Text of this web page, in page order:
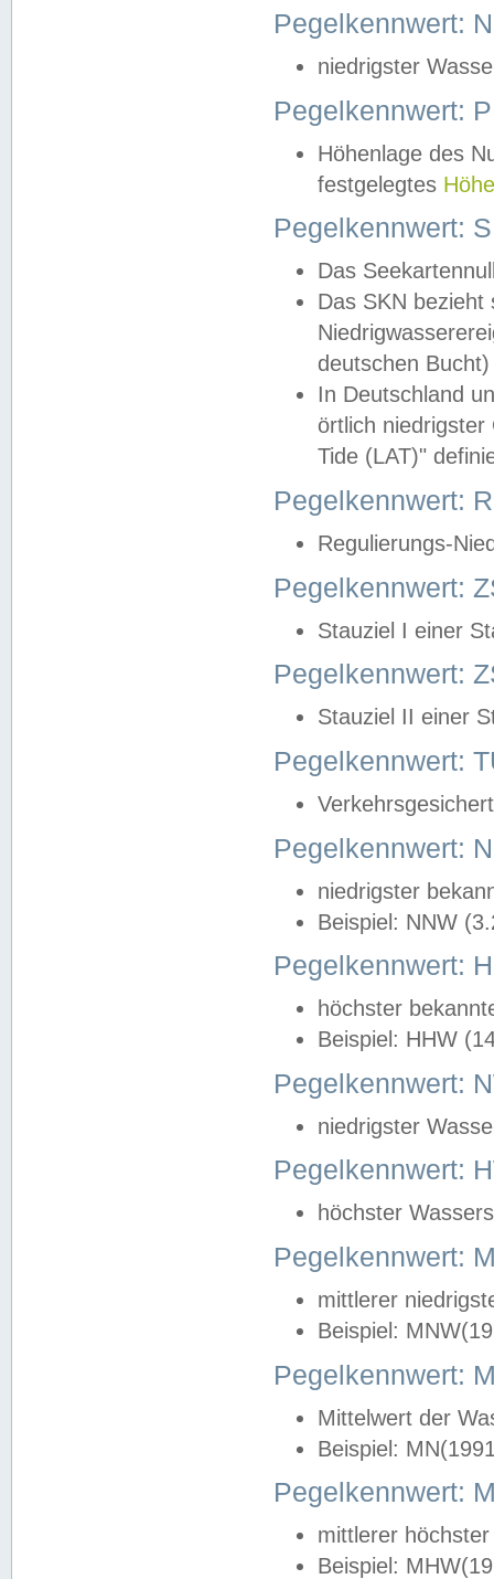
Pegelkennwert:
niedrigster
Pegelkennwert:
Höhenlage des
festgelegtes
Pegelkennwert:
Das
Das SKN
deutschen
In Deutschland
örtlich
Tide (LAT)"
Pegelkennwert:
Regulierungs-
Pegelkennwert:
Stauziel I einer
Pegelkennwert:
Stauziel II einer
Pegelkennwert:
Pegelkennwert:
niedrigster
Beispiel: NNW
Pegelkennwert:
höchster
Beispiel: HHW
Pegelkennwert:
niedrigster
Pegelkennwert:
höchster
Pegelkennwert:
mittlerer
Beispiel:
Pegelkennwert:
Mittelwert der
Beispiel:
Pegelkennwert:
mittlerer
Beispiel: